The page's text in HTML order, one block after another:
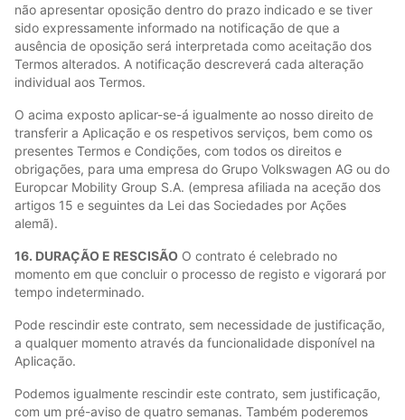
não apresentar oposição dentro do prazo indicado e se tiver
sido expressamente informado na notificação de que a
ausência de oposição será interpretada como aceitação dos
Termos alterados. A notificação descreverá cada alteração
individual aos Termos.
O acima exposto aplicar-se-á igualmente ao nosso direito de
transferir a Aplicação e os respetivos serviços, bem como os
presentes Termos e Condições, com todos os direitos e
obrigações, para uma empresa do Grupo Volkswagen AG ou do
Europcar Mobility Group S.A. (empresa afiliada na aceção dos
artigos 15 e seguintes da Lei das Sociedades por Ações
alemã).
16. DURAÇÃO E RESCISÃO O contrato é celebrado no
momento em que concluir o processo de registo e vigorará por
tempo indeterminado.
Pode rescindir este contrato, sem necessidade de justificação,
a qualquer momento através da funcionalidade disponível na
Aplicação.
Podemos igualmente rescindir este contrato, sem justificação,
com um pré-aviso de quatro semanas. Também poderemos